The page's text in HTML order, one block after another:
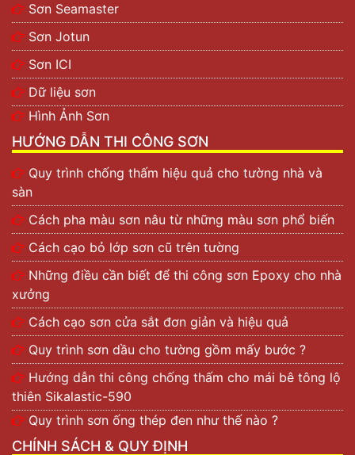
Sơn Seamaster
Sơn Jotun
Sơn ICI
Dữ liệu sơn
Hình Ảnh Sơn
HƯỚNG DẪN THI CÔNG SƠN
Quy trình chống thấm hiệu quả cho tường nhà và
sàn
Cách pha màu sơn nâu từ những màu sơn phổ biến
Cách cạo bỏ lớp sơn cũ trên tường
Những điều cần biết để thi công sơn Epoxy cho nhà
xưởng
Cách cạo sơn cửa sắt đơn giản và hiệu quả
Quy trình sơn dầu cho tường gồm mấy bước ?
Hướng dẫn thi công chống thấm cho mái bê tông lộ
thiên Sikalastic-590
Quy trình sơn ống thép đen như thế nào ?
CHÍNH SÁCH & QUY ĐỊNH